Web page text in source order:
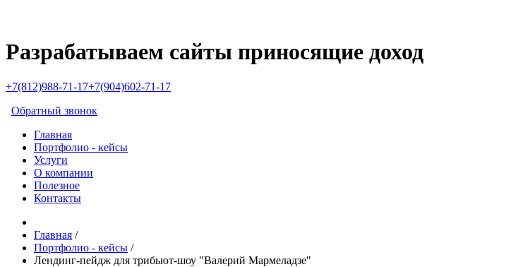
Разрабатываем сайты приносящие доход
+7(812)988-71-17+7(904)602-71-17
Обратный звонок
Главная
Портфолио - кейсы
Услуги
О компании
Полезное
Контакты
Главная /
Портфолио - кейсы /
Лендинг-пейдж для трибьют-шоу "Валерий Мармеладзе"